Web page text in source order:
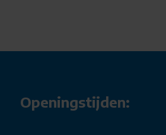
Openingstijden: